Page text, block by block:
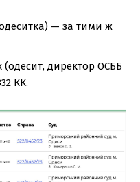
— за тими ж
директор ОСББ
КК.